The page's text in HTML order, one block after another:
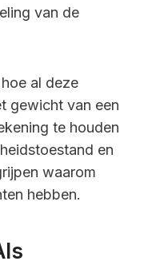
van de
al deze
gewicht van een
te houden
en
waarom
hebben.